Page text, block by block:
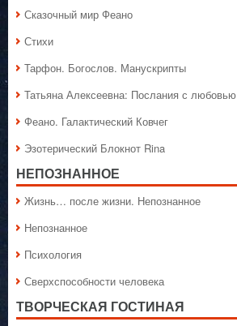
Сказочный мир Феано
Стихи
Тарфон. Богослов. Манускрипты
Татьяна Алексеевна: Послания с любовью
Феано. Галактический Ковчег
Эзотерический Блокнот Rina
НЕПОЗНАННОЕ
Жизнь… после жизни. Непознанное
Непознанное
Психология
Сверхспособности человека
ТВОРЧЕСКАЯ ГОСТИНАЯ